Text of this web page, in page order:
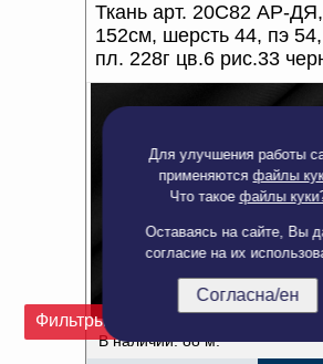
Для улучшения работы
применяютсяфайлы
Что такое файлы
Оставаясь на сайте, Вы
согласие на их
Согласна/ен
Фильтры
Ткань арт. 20С82 АР-
152см, шерсть 44, пэ
пл. 228г цв.6 рис.33
В наличии: 88 м.